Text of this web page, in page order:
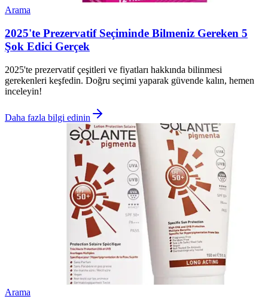
Arama
2025'te Prezervatif Seçiminde Bilmeniz Gereken 5
Şok Edici Gerçek
2025'te prezervatif çeşitleri ve fiyatları hakkında bilinmesi
gerekenleri keşfedin. Doğru seçimi yaparak güvende kalın, hemen
inceleyin!
Daha fazla bilgi edinin
Arama